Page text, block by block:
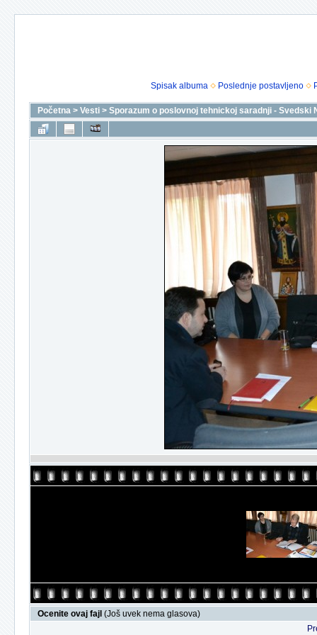
Spisak albuma Poslednje postavljeno
Početna > Vesti > Sporazum o poslovnoj tehnickoj saradnji - Svedski
Ocenite ovaj fajl (Još uvek nema glasova)